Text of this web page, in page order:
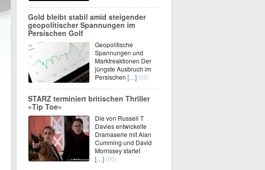
Gold bleibt stabil amid steigender
geopolitischer Spannungen im
Persischen Golf
Geopolitische
Spannungen und
Marktreaktionen Der
jüngste Ausbruch im
Persischen […] (00)
STARZ terminiert britischen Thriller
«Tip Toe»
Die von Russell T
Davies entwickelte
Dramaserie mit Alan
Cumming und David
Morrissey startet
[…] (00)